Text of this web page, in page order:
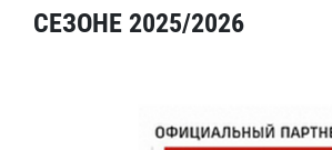
СЕЗОНЕ 2025/2026